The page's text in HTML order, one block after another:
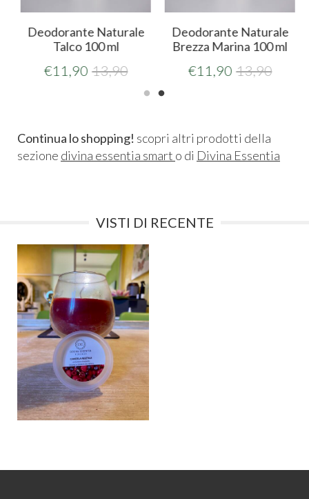
Deodorante Naturale
Talco 100 ml
€11,90 13,90
Deodorante Naturale
Brezza Marina 100 ml
€11,90 13,90
Continua lo shopping! scopri altri prodotti della
sezione divina essentia smart o di Divina Essentia
VISTI DI RECENTE